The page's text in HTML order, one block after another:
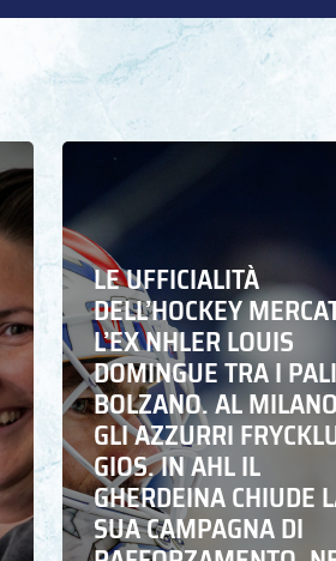
LE UFFICIALITÀ
DELL’HOCKEY
L’EX NHLER LOUIS
DOMINGUE TRA I
BOLZANO. AL
GLI AZZURRI
GIOS. IN AHL IL
GHERDEINA CHIUDE
SUA CAMPAGNA DI